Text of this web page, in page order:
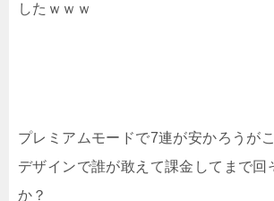
したｗｗｗ
プレミアムモードで7連が安かろうが
デザインで誰が敢えて課金してまで回
か？